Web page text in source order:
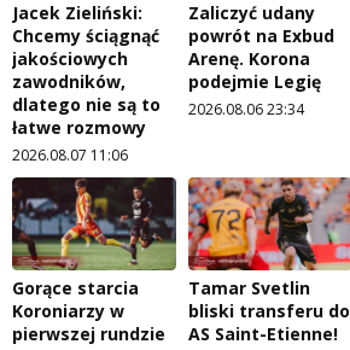
Jacek Zieliński:
Chcemy ściągnąć
jakościowych
zawodników,
dlatego nie są to
łatwe rozmowy
2026.08.07 11:06
Zaliczyć udany
powrót na Exbud
Arenę. Korona
podejmie Legię
2026.08.06 23:34
Gorące starcia
Koroniarzy w
pierwszej rundzie
Tamar Svetlin
bliski transferu do
AS Saint-Etienne!